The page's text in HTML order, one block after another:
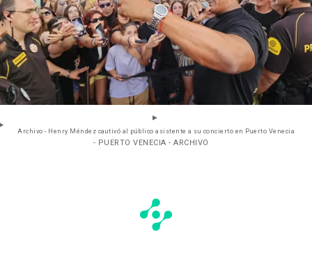
Archivo - Henry Méndez cautivó al público asistente a su concierto en Puerto Venecia
- PUERTO VENECIA - ARCHIVO